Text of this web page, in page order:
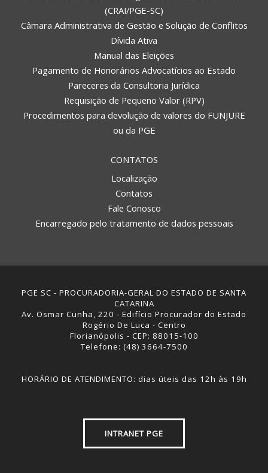
(CRAI/PGE-SC)
Câmara Administrativa de Gestão e Solução de Conflitos
Dívida Ativa
Manual das Eleições
Pagamento de Honorários Advocatícios ao Estado
Pareceres da Consultoria Jurídica
Requisição de Pequeno Valor (RPV)
Procedimentos para devolução de valores do FUNJURE
ou da PGE
CONTATOS
Localização
Contatos
Fale Conosco
Encarregado pelo tratamento de dados pessoais
PGE SC - PROCURADORIA-GERAL DO ESTADO DE SANTA
CATARINA
Av. Osmar Cunha, 220 - Edifício Procurador do Estado
Rogério De Luca - Centro
Florianópolis - CEP: 88015-100
Telefone: (48) 3664-7500
HORÁRIO DE ATENDIMENTO: dias úteis das 12h às 19h
INTRANET PGE